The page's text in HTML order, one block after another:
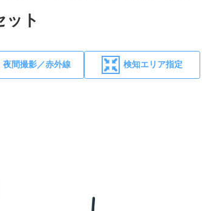
ット
夜間撮影／赤外線 検知エリア指定